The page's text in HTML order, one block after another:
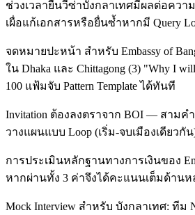
ช่วงเวลายื่นวีซ่าบังกลาเทศมีผลต่อความ
เผื่อแก้เอกสารหรือยื่นซ้ำหากมี Query
จดหมายปะหน้า สำหรับ Embassy of
ใน Dhaka และ Chittagong (3) "Why I
100 แฟ้มจับ Pattern Template ได้ทันที
Invitation ต้องลงตราจาก BOI — สามค
วางแผนแบบ Loop (เริ่ม-จบเมืองเดียว
การประเมินหลักฐานทางการเงินของ
หากผ่านทั้ง 3 ค่าจึงได้คะแนนเต็มด้านห
Mock Interview สำหรับ บังกลาเทศ: ที